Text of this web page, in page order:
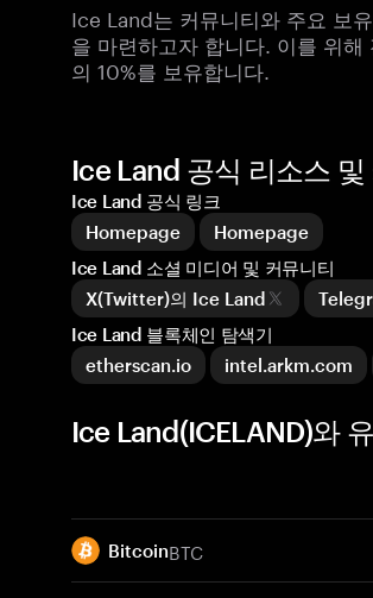
Ice Land는 커뮤니티와 주요 보
을 마련하고자 합니다. 이를 위
의 10%를 보유합니다.
Ice Land 공식 리소스 및
Ice Land 공식 링크
Homepage
Homepage
Ice Land 소셜 미디어 및 커뮤니티
X(Twitter)의 Ice Land
Ice Land 블록체인 탐색기
etherscan.io
intel.arkm.com
Ice Land(ICELAND)와
BitcoinBTC